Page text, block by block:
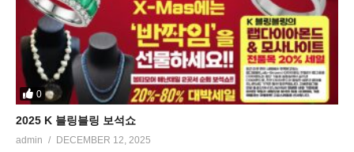
0
2025 K 블링블링 보석쇼
admin DECEMBER 12, 2025